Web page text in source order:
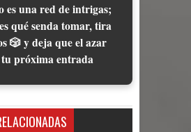
es una red de intrigas;
qué senda tomar, tira
🎲 y deja que el azar
próxima entrada